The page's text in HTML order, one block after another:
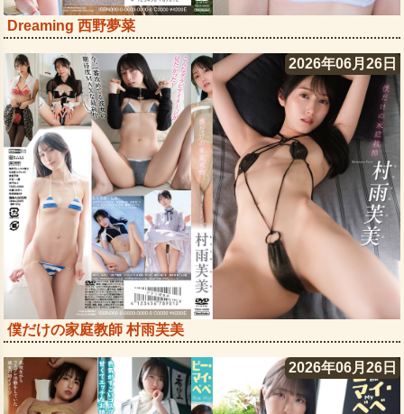
Dreaming 西野夢菜
2026年06月26日
僕だけの家庭教師 村雨芙美
2026年06月26日